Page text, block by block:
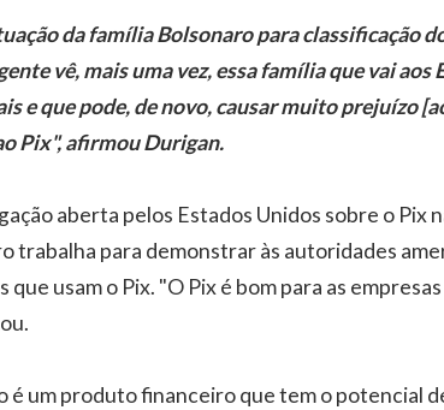
da família Bolsonaro para classificação
vê, mais uma vez, essa família que vai aos
e que pode, de novo, causar muito prejuízo
Pix", afirmou Durigan.
aberta pelos Estados Unidos sobre o Pix
trabalha para demonstrar às autoridades
que usam o Pix. "O Pix é bom para as
é um produto financeiro que tem o potencial